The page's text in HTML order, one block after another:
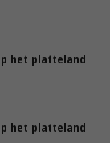
het platteland
het platteland